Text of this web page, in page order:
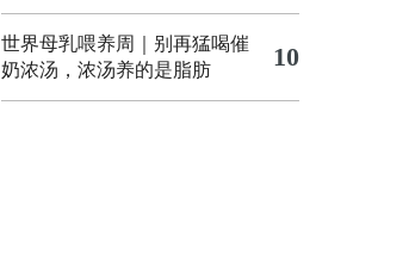
世界母乳喂养周｜别再猛喝催
奶浓汤，浓汤养的是脂肪
10